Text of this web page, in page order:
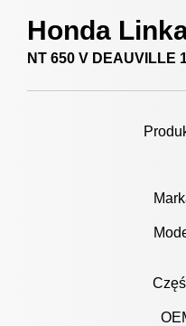
Honda
NT 650 V DEAUVILLE